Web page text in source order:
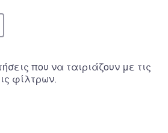
που να ταιριάζουν με τις
φίλτρων.